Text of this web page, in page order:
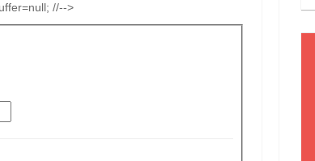
//-->